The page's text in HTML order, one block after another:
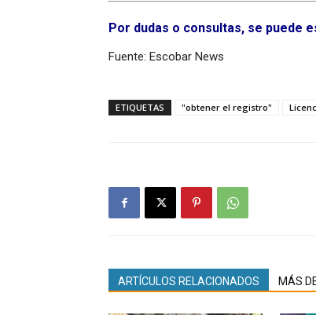
Por dudas o consultas, se puede
Fuente: Escobar News
ETIQUETAS "obtener el registro"
ARTÍCULOS RELACIONADOS MÁS